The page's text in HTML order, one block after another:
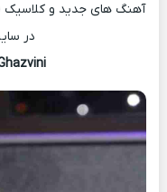
آهنگ های جدید و کلاسیک
در